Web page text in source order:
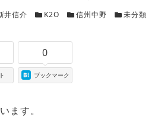
井信介 カテゴリー
K2O カテゴリー
信州中野 カテゴリー
未分類
0
ブックマーク
す。